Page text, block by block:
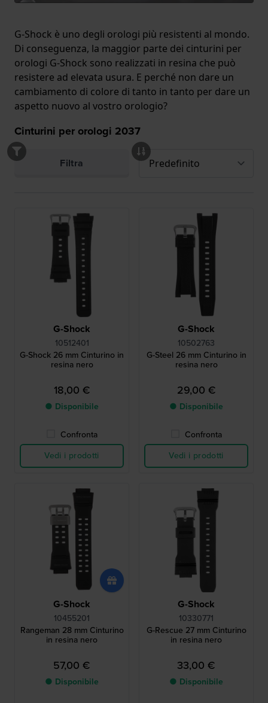
G-Shock è uno degli orologi più resistenti al mondo.
Di conseguenza, la maggior parte dei cinturini per
orologi G-Shock sono realizzati in resina che può
resistere ad elevata usura. E perché non dare un
cambiamento di colore di tanto in tanto per dare un
aspetto nuovo al vostro orologio?
Cinturini per orologi 2037
Filtra
G-Shock
10512401
G-Shock 26 mm Cinturino in
resina nero
18,00 €
● Disponibile
Confronta
Vedi i prodotti
G-Shock
10502763
G-Steel 26 mm Cinturino in
resina nero
29,00 €
● Disponibile
Confronta
Vedi i prodotti
G-Shock
10455201
Rangeman 28 mm Cinturino
in resina nero
57,00 €
● Disponibile
G-Shock
10330771
G-Rescue 27 mm Cinturino
in resina nero
33,00 €
● Disponibile